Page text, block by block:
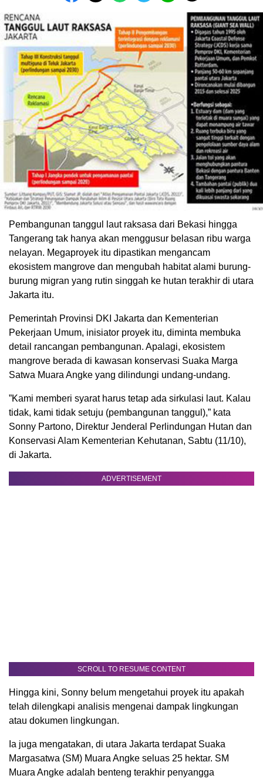
Pembangunan tanggul laut raksasa dari Bekasi hingga
Tangerang tak hanya akan menggusur belasan ribu warga
nelayan. Megaproyek itu dipastikan mengancam
ekosistem mangrove dan mengubah habitat alami burung-
burung migran yang rutin singgah ke hutan terakhir di utara
Jakarta itu.
Pemerintah Provinsi DKI Jakarta dan Kementerian
Pekerjaan Umum, inisiator proyek itu, diminta membuka
detail rancangan pembangunan. Apalagi, ekosistem
mangrove berada di kawasan konservasi Suaka Marga
Satwa Muara Angke yang dilindungi undang-undang.
”Kami memberi syarat harus tetap ada sirkulasi laut. Kalau
tidak, kami tidak setuju (pembangunan tanggul),” kata
Sonny Partono, Direktur Jenderal Perlindungan Hutan dan
Konservasi Alam Kementerian Kehutanan, Sabtu (11/10),
di Jakarta.
ADVERTISEMENT
SCROLL TO RESUME CONTENT
Hingga kini, Sonny belum mengetahui proyek itu apakah
telah dilengkapi analisis mengenai dampak lingkungan
atau dokumen lingkungan.
Ia juga mengatakan, di utara Jakarta terdapat Suaka
Margasatwa (SM) Muara Angke seluas 25 hektar. SM
Muara Angke adalah benteng terakhir penyangga